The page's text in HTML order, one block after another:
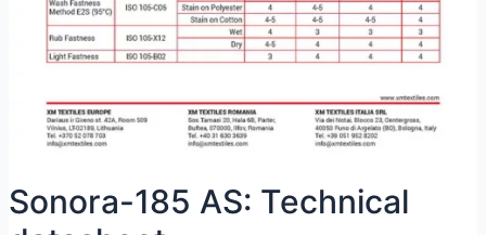
Sonora-185 AS: Technical